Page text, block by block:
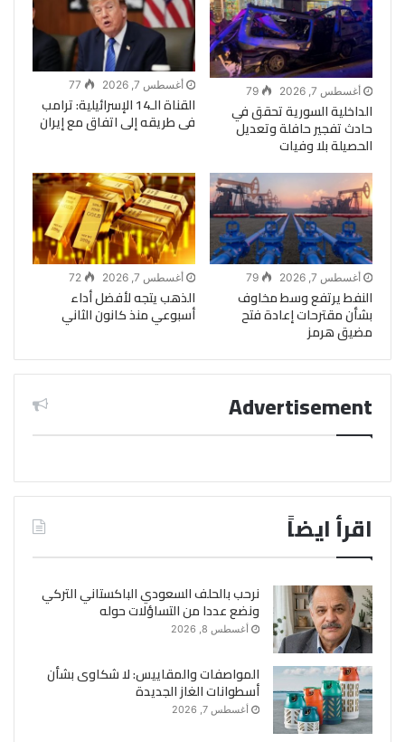
أغسطس 7, 2026 79
الداخلية السورية تحقق في
حادث تفجير حافلة وتعديل
الحصيلة بلا وفيات
أغسطس 7, 2026 77
القناة الـ14 الإسرائيلية: ترامب
فى طريقه إلى اتفاق مع إيران
أغسطس 7, 2026 79
النفط يرتفع وسط مخاوف
بشأن مقترحات إعادة فتح
مضيق هرمز
أغسطس 7, 2026 72
الذهب يتجه لأفضل أداء
أسبوعي منذ كانون الثاني
Advertisement
اقرأ ايضاً
نرحب بالحلف السعودي الباكستاني التركي
ونضع عددا من التساؤلات حوله
أغسطس 8, 2026
المواصفات والمقاييس: لا شكاوى بشأن
أسطوانات الغاز الجديدة
أغسطس 7, 2026